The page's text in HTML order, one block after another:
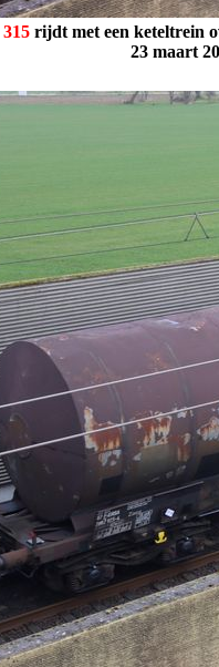
315 rijdt met een keteltrein
23 maart